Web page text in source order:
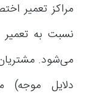
مراکز تعمیر
می‌شود.
دلایل موجه)